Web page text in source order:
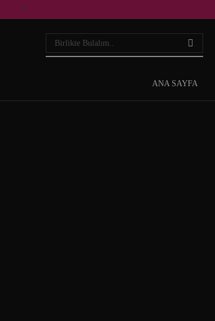
ANA SAYFA